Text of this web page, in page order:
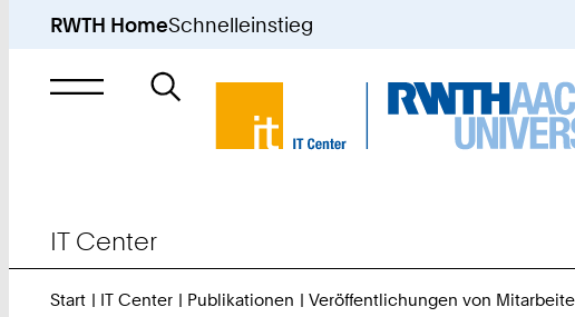
RWTH HomeSchnelleinstieg
Suche
nach
IT Center
Start IT Center Publikationen Veröffentlichungen von